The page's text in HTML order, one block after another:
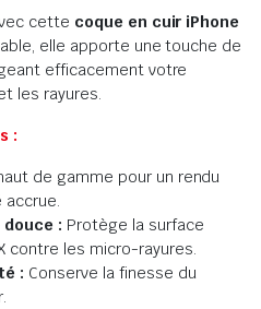
cette coque en cuir iPhone
elle apporte une touche de
efficacement votre
les rayures.
:
de gamme pour un rendu
accrue.
: Protège la surface
contre les micro-rayures.
: Conserve la finesse du